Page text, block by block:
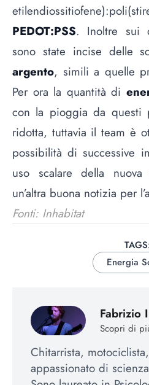
PEDOT:PSS. Inoltre sui
sono state incise delle
argento, simili a quelle
Per ora la quantità di
con la pioggia da questi
ridotta, tuttavia il team è
possibilità di successive
uso scalare della nuova
un’altra buona notizia per
Fonti: Inhabitat
Energia
Fabrizio
Scopri di
Chitarrista,
appassionato di